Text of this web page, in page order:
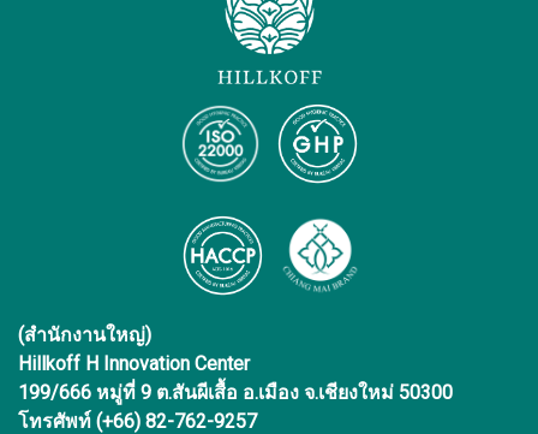
(สำนักงานใหญ่)
Hillkoff H Innovation Center
199/666 หมู่ที่ 9 ต.สันผีเสื้อ อ.เมือง จ.เชียงใหม่ 50300
โทรศัพท์ (+66) 82-762-9257